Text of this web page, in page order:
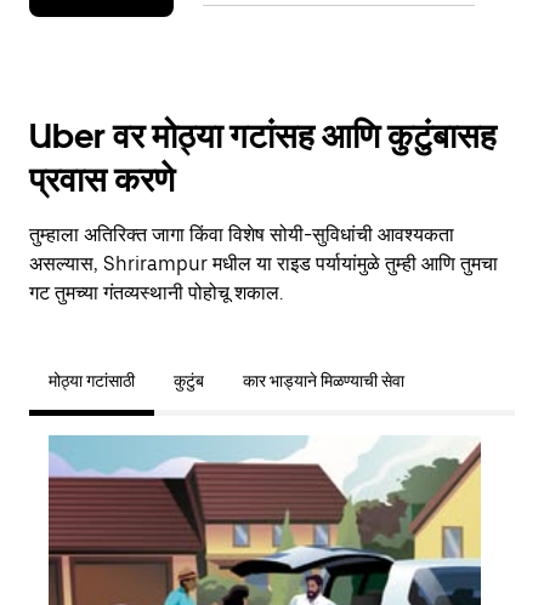
Uber वर मोठ्या गटांसह आणि कुटुंबासह
प्रवास करणे
तुम्हाला अतिरिक्त जागा किंवा विशेष सोयी-सुविधांची आवश्यकता
असल्यास, Shrirampur मधील या राइड पर्यायांमुळे तुम्ही आणि तुमचा
गट तुमच्या गंतव्यस्थानी पोहोचू शकाल.
मोठ्या गटांसाठी कुटुंब कार भाड्याने मिळण्याची सेवा